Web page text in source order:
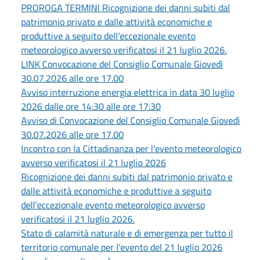
PROROGA TERMINI Ricognizione dei danni subiti dal
patrimonio privato e dalle attività economiche e
produttive a seguito dell’eccezionale evento
meteorologico avverso verificatosi il 21 luglio 2026.
LINK Convocazione del Consiglio Comunale Giovedì
30.07.2026 alle ore 17.00
Avviso interruzione energia elettrica in data 30 luglio
2026 dalle ore 14:30 alle ore 17:30
Avviso di Convocazione del Consiglio Comunale Giovedì
30.07.2026 alle ore 17.00
Incontro con la Cittadinanza per l'evento meteorologico
avverso verificatosi il 21 luglio 2026
Ricognizione dei danni subiti dal patrimonio privato e
dalle attività economiche e produttive a seguito
dell’eccezionale evento meteorologico avverso
verificatosi il 21 luglio 2026.
Stato di calamità naturale e di emergenza per tutto il
territorio comunale per l'evento del 21 luglio 2026